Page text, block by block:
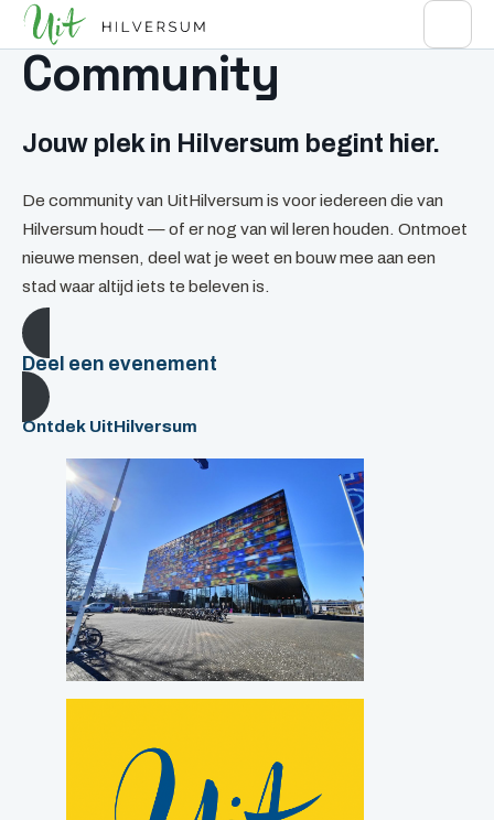
Community
Jouw plek in Hilversum begint hier.
De community van UitHilversum is voor iedereen die van
Hilversum houdt — of er nog van wil leren houden. Ontmoet
nieuwe mensen, deel wat je weet en bouw mee aan een
stad waar altijd iets te beleven is.
Deel een evenement
Ontdek UitHilversum